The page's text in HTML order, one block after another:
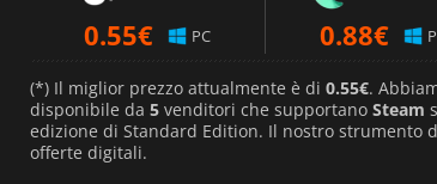
0.55€ PC 0.88€
(*) Il miglior prezzo attualmente è di 0.55€.
disponibile da 5 venditori che supportano Steam
edizione di Standard Edition. Il nostro strumento
offerte digitali.